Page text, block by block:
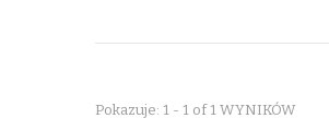
Pokazuje: 1 - 1 of 1 WYNIKÓW